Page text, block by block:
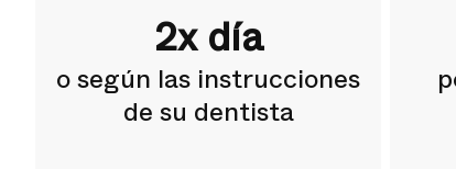
2x día
o según las instrucciones
de su dentista